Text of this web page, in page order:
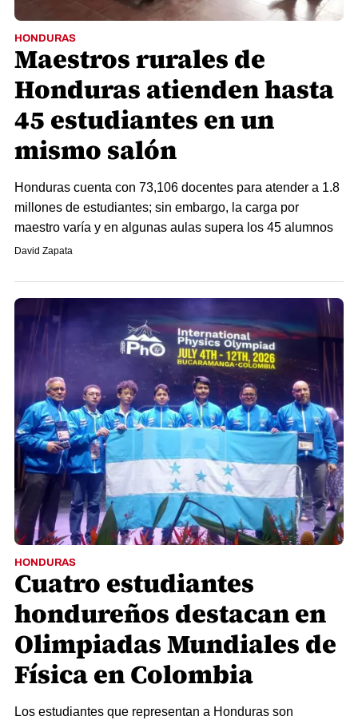
HONDURAS
Maestros rurales de
Honduras atienden hasta
45 estudiantes en un
mismo salón
Honduras cuenta con 73,106 docentes para atender a 1.8
millones de estudiantes; sin embargo, la carga por
maestro varía y en algunas aulas supera los 45 alumnos
David Zapata
HONDURAS
Cuatro estudiantes
hondureños destacan en
Olimpiadas Mundiales de
Física en Colombia
Los estudiantes que representan a Honduras son